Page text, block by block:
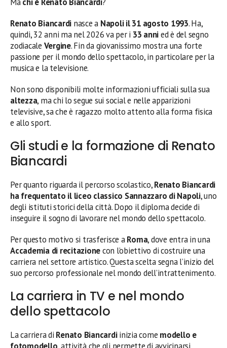
Renato Biancardi nasce a Napoli il 31 agosto 1993. Ha,
quindi, 32 anni ma nel 2026 va per i 33 annied è del segno
zodiacale Vergine. Fin da giovanissimo mostra una forte
passione per il mondo dello spettacolo, in particolare per la
musica e la televisione.
Non sono disponibili molte informazioni ufficiali sulla sua
altezza, ma chi lo segue sui social e nelle apparizioni
televisive, sa che è ragazzo molto attento alla forma fisica
e allo sport.
Gli studi e la formazione di Renato
Biancardi
Per quanto riguarda il percorso scolastico,Renato Biancardi
ha frequentato il liceo classico Sannazzaro di Napoli, uno
degli istituti storici della città. Dopo il diploma decide di
inseguire il sogno di lavorare nel mondo dello spettacolo.
Per questo motivo si trasferisce aRoma, dove entra in una
Accademia di recitazionecon l’obiettivo di costruire una
carriera nel settore artistico. Questa scelta segna l’inizio del
suo percorso professionale nel mondo dell’intrattenimento.
La carriera in TV e nel mondo
dello spettacolo
La carriera di Renato Biancardiinizia come modello e
fotomodello, attività che gli permette di avvicinarsi